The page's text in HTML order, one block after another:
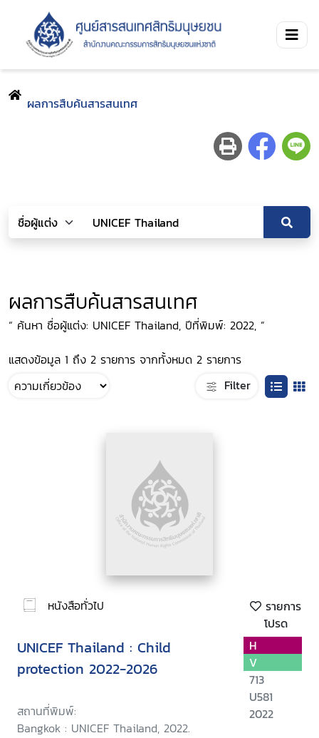
ผลการสืบค้นสารสนเทศ
ผลการสืบค้นสารสนเทศ
“ ค้นหา ชื่อผู้แต่ง: UNICEF Thailand, ปีที่พิมพ์: 2022, ”
แสดงข้อมูล 1 ถึง 2 รายการ จากทั้งหมด 2 รายการ
Filter
หนังสือทั่วไป
รายการ
โปรด
UNICEF Thailand : Child
protection 2022-2026
สถานที่พิมพ์:
Bangkok : UNICEF Thailand, 2022.
H
V
713
U581
2022